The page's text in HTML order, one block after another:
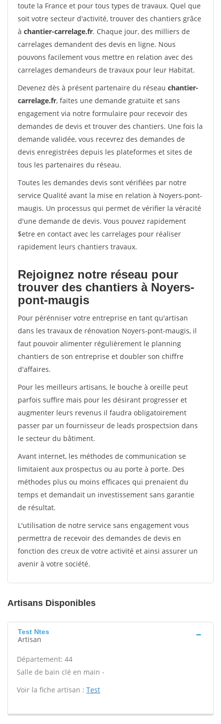
toute la France et pour tous types de travaux. Quel que
soit votre secteur d'activité, trouver des chantiers grâce
à chantier-carrelage.fr. Chaque jour, des milliers de
carrelages demandent des devis en ligne. Nous
pouvons facilement vous mettre en relation avec des
carrelages demandeurs de travaux pour leur Habitat.
Devenez dès à présent partenaire du réseau chantier-
carrelage.fr, faites une demande gratuite et sans
engagement via notre formulaire pour recevoir des
demandes de devis et trouver des chantiers. Une fois la
demande validée, vous recevrez des demandes de
devis enregistrées depuis les plateformes et sites de
tous les partenaires du réseau.
Toutes les demandes devis sont vérifiées par notre
service Qualité avant la mise en relation à Noyers-pont-
maugis. Un processus qui permet de vérifier la véracité
d'une demande de devis. Vous pouvez rapidement
$etre en contact avec les carrelages pour réaliser
rapidement leurs chantiers travaux.
Rejoignez notre réseau pour
trouver des chantiers à Noyers-
pont-maugis
Pour pérénniser votre entreprise en tant qu'artisan
dans les travaux de rénovation Noyers-pont-maugis, il
faut pouvoir alimenter régulièrement le planning
chantiers de son entreprise et doubler son chiffre
d'affaires.
Pour les meilleurs artisans, le bouche à oreille peut
parfois suffire mais pour les désirant progresser et
augmenter leurs revenus il faudra obligatoirement
passer par un fournisseur de leads prospectsion dans
le secteur du bâtiment.
Avant internet, les méthodes de communication se
limitaient aux prospectus ou au porte à porte. Des
méthodes plus ou moins efficaces qui prenaient du
temps et demandait un investissement sans garantie
de résultat.
L'utilisation de notre service sans engagement vous
permettra de recevoir des demandes de devis en
fonction des creux de votre activité et ainsi assurer un
avenir à votre société.
Artisans Disponibles
Test Ntes
Artisan
Département: 44
Salle de bain clé en main -
Voir la fiche artisan : Test